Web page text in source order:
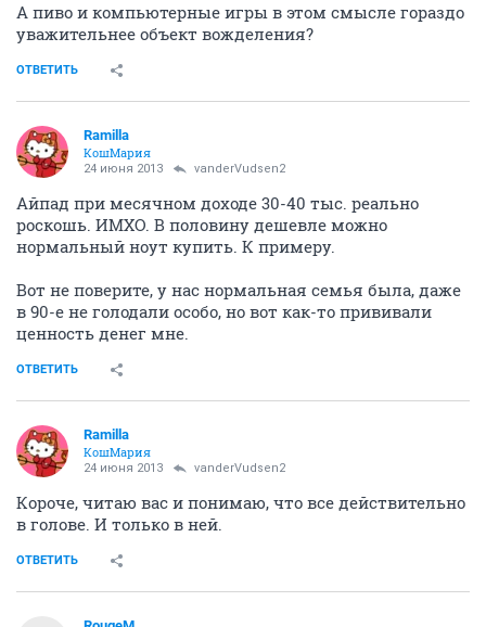
А пиво и компьютерные игры в этом смысле гораздо
уважительнее объект вожделения?
ОТВЕТИТЬ
Ramilla
КошМария
24 июня 2013 vanderVudsen2
Айпад при месячном доходе 30-40 тыс. реально
роскошь. ИМХО. В половину дешевле можно
нормальный ноут купить. К примеру.
Вот не поверите, у нас нормальная семья была, даже
в 90-е не голодали особо, но вот как-то прививали
ценность денег мне.
ОТВЕТИТЬ
Ramilla
КошМария
24 июня 2013 vanderVudsen2
Короче, читаю вас и понимаю, что все действительно
в голове. И только в ней.
ОТВЕТИТЬ